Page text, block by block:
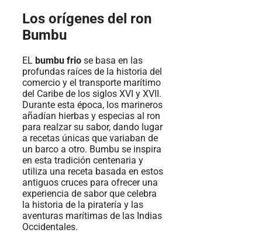
Los orígenes del ron
Bumbu
EL bumbu frio se basa en las
profundas raíces de la historia del
comercio y el transporte marítimo
del Caribe de los siglos XVI y XVII.
Durante esta época, los marineros
añadían hierbas y especias al ron
para realzar su sabor, dando lugar
a recetas únicas que variaban de
un barco a otro. Bumbu se inspira
en esta tradición centenaria y
utiliza una receta basada en estos
antiguos cruces para ofrecer una
experiencia de sabor que celebra
la historia de la piratería y las
aventuras marítimas de las Indias
Occidentales.